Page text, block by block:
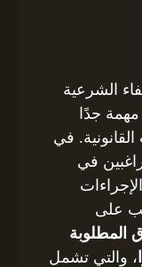
الشرعية
جدًا
في
في
على
المطلوبة
، والتي تشمل